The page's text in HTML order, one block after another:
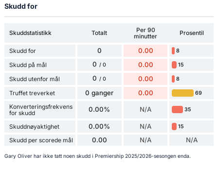
Skudd for
Skuddstatistikk Totalt
Per 90
minutter
Prosentil
Skudd for 0 0.00 8
Skudd på mål 0 / 0 0.00 15
Skudd utenfor mål 0 / 0 0.00 8
Truffet treverket 0 ganger 0.00 69
Konverteringsfrekvens
for skudd
0.00% N/A 35
Skuddnøyaktighet 0.00% N/A 15
Skudd per scorede mål 0.00 N/A N/A
Gary Oliver har ikke tatt noen skudd i Premiership 2025/2026-sesongen enda.